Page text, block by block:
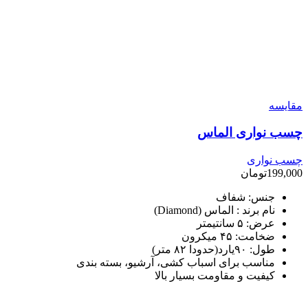
مقایسه
چسب نواری الماس
چسب نواری
199,000تومان
جنس: شفاف
نام برند : الماس (Diamond)
عرض: ۵ سانتیمتر
ضخامت: ۴۵ میکرون
طول: ۹۰یارد(حدودا ۸۲ متر)
مناسب برای اسباب کشی، آرشیو، بسته بندی
کیفیت و مقاومت بسیار بالا